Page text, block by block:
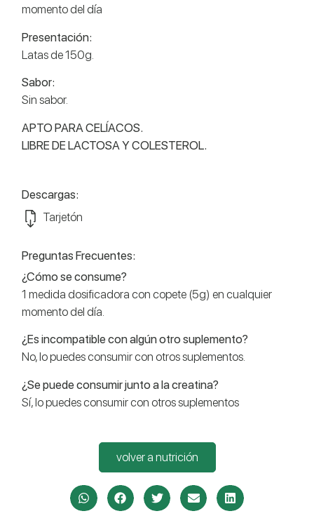
momento del día
Presentación:
Latas de 150g.
Sabor:
Sin sabor.
APTO PARA CELÍACOS.
LIBRE DE LACTOSA Y COLESTEROL.
Descargas:
Tarjetón
Preguntas Frecuentes:
¿Cómo se consume?
1 medida dosificadora con copete (5g) en cualquier
momento del día.
¿Es incompatible con algún otro suplemento?
No, lo puedes consumir con otros suplementos.
¿Se puede consumir junto a la creatina?
Sí, lo puedes consumir con otros suplementos
volver a nutrición